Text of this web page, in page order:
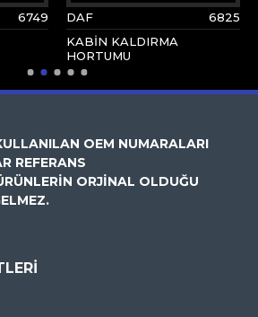
6749
DAF
6825
KABİN KALDIRMA
HORTUMU
OEM NUMARALARI
REFERANS
ORJİNAL OLDUĞU